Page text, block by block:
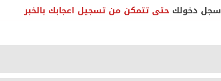
سجل دخولك حتى تتمكن من تسجيل اعجابك بالخبر